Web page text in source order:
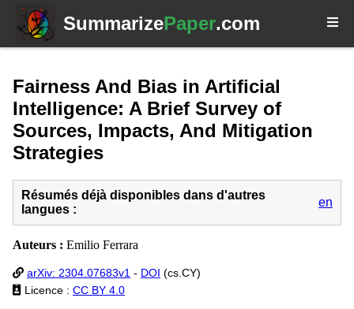
SummarizePaper.com
Fairness And Bias in Artificial
Intelligence: A Brief Survey of
Sources, Impacts, And Mitigation
Strategies
Résumés déjà disponibles dans d'autres
langues :
en
Auteurs : Emilio Ferrara
arXiv: 2304.07683v1 - DOI (cs.CY)
Licence : CC BY 4.0